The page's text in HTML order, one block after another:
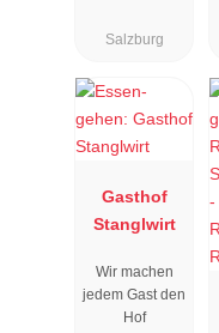
Salzburg
Gasthof
Stanglwirt
Wir machen
jedem Gast den
Hof